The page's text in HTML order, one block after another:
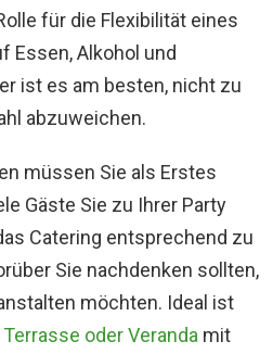
für die Flexibilität eines
Essen, Alkohol und
ist es am besten, nicht zu
abzuweichen.
müssen Sie als Erstes
Gäste Sie zu Ihrer Party
Catering entsprechend zu
Sie nachdenken sollten,
möchten. Ideal ist
oder Veranda mit